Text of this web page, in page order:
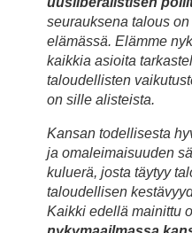
seurauksena talous
elämässä. Elämme
kaikkia asioita
taloudellisten
on sille alisteista.
Kansan todellisesta
ja omaleimaisuuden
kuluerä, josta täytyy
taloudellisen
Kaikki edellä mainittu